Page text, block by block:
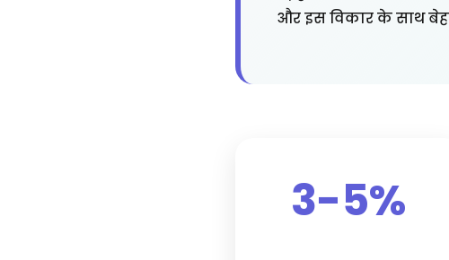
और इस विकार के साथ
3-5%